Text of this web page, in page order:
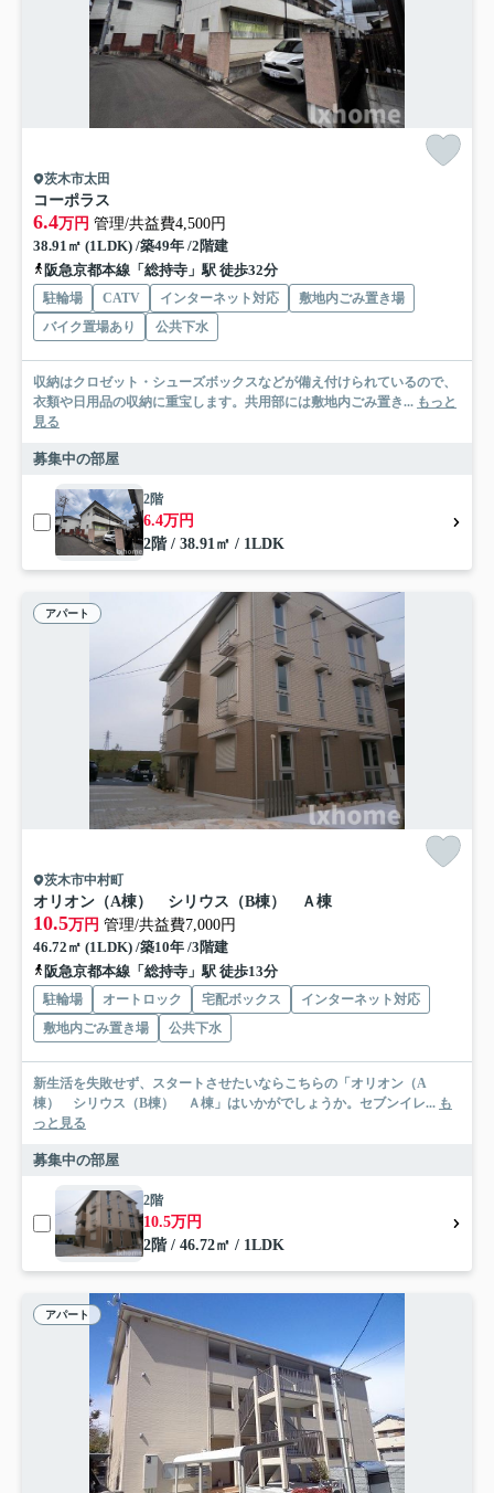
茨木市太田
コーポラス
6.4万円 管理/共益費4,500円
38.91㎡ (1LDK) /築49年 /2階建
阪急京都本線「総持寺」駅 徒歩32分
駐輪場 CATV インターネット対応
敷地内ごみ置き場
バイク置場あり
公共下水
収納はクロゼット・シューズボックスなどが備え付けられているので、
衣類や日用品の収納に重宝します。共用部には敷地内ごみ置き... もっと
見る
募集中の部屋
2階
6.4万円
2階 / 38.91㎡ / 1LDK
アパート
茨木市中村町
オリオン（A棟） シリウス（B棟） Ａ棟
10.5万円 管理/共益費7,000円
46.72㎡ (1LDK) /築10年 /3階建
阪急京都本線「総持寺」駅 徒歩13分
駐輪場 オートロック 宅配ボックス
インターネット対応
敷地内ごみ置き場
公共下水
新生活を失敗せず、スタートさせたいならこちらの「オリオン（A
棟） シリウス（B棟） Ａ棟」はいかがでしょうか。セブンイレ... も
っと見る
募集中の部屋
2階
10.5万円
2階 / 46.72㎡ / 1LDK
アパート